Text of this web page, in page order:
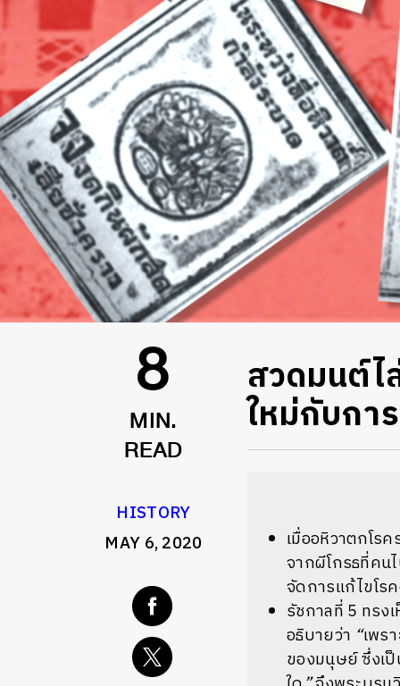
8
MIN.
READ
HISTORY
MAY 6, 2020
สวดมนต์ไ
ใหม่กับกา
เมื่ออหิวาตกโร
จากผีโกรธที่คน
จัดการแก้ไขโร
รัชกาลที่ 5 ทรง
อธิบายว่า “เพร
ของมนุษย์ซึ่งเ